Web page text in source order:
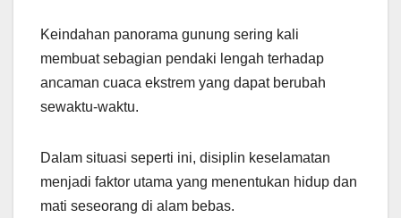
Keindahan panorama gunung sering kali
membuat sebagian pendaki lengah terhadap
ancaman cuaca ekstrem yang dapat berubah
sewaktu-waktu.
Dalam situasi seperti ini, disiplin keselamatan
menjadi faktor utama yang menentukan hidup dan
mati seseorang di alam bebas.